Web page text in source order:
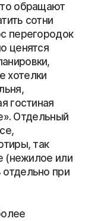
обращают
сотни
перегородок
ценятся
хотелки
гостиная
Отдельный
так
(нежилое или
при